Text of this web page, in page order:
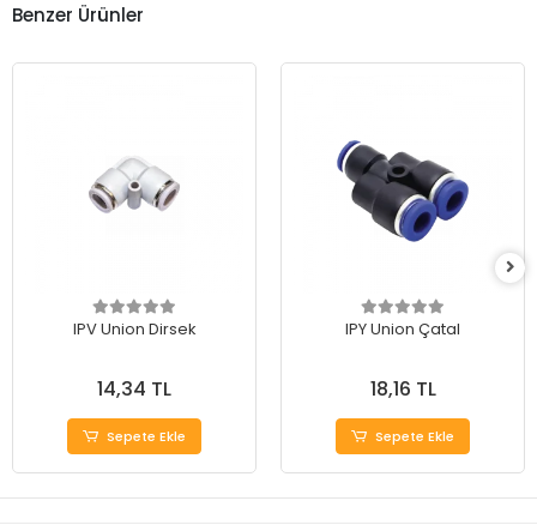
Benzer Ürünler
IPV Union Dirsek
14,34 TL
Sepete Ekle
IPY Union Çatal
18,16 TL
Sepete Ekle